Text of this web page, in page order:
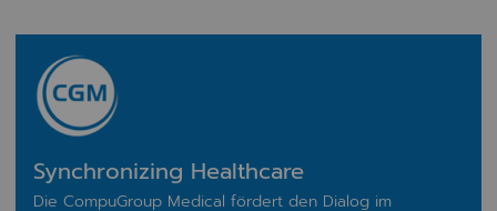
Synchronizing Healthcare
Die CompuGroup Medical fördert den Dialog im